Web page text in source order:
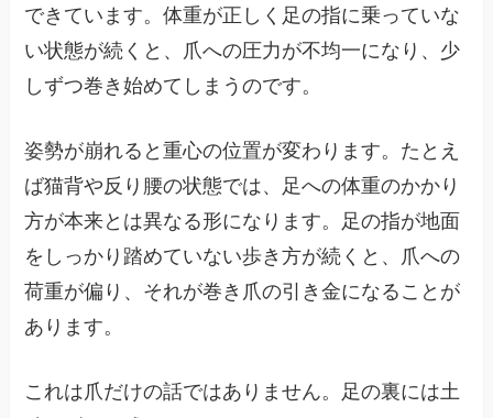
できています。体重が正しく足の指に乗っていな
い状態が続くと、爪への圧力が不均一になり、少
しずつ巻き始めてしまうのです。
姿勢が崩れると重心の位置が変わります。たとえ
ば猫背や反り腰の状態では、足への体重のかかり
方が本来とは異なる形になります。足の指が地面
をしっかり踏めていない歩き方が続くと、爪への
荷重が偏り、それが巻き爪の引き金になることが
あります。
これは爪だけの話ではありません。足の裏には土